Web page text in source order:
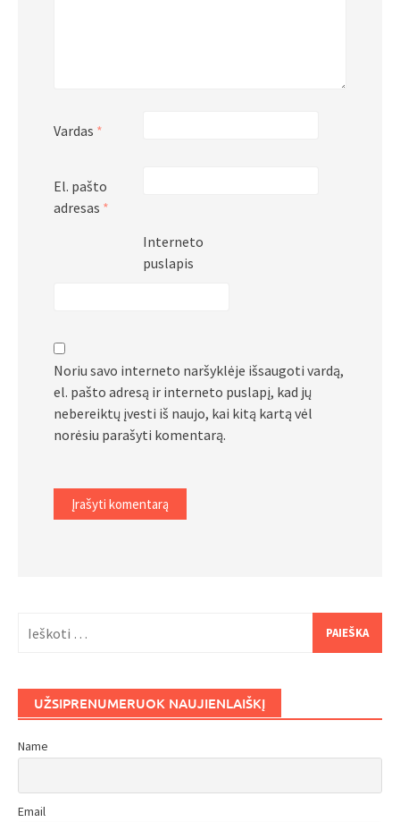
Vardas *
El. pašto
adresas *
Interneto
puslapis
Noriu savo interneto naršyklėje išsaugoti vardą,
el. pašto adresą ir interneto puslapį, kad jų
nebereiktų įvesti iš naujo, kai kitą kartą vėl
norėsiu parašyti komentarą.
UŽSIPRENUMERUOK NAUJIENLAIŠKĮ
Name
Email